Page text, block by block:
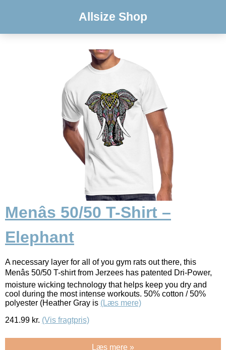
Allsize Shop
Menâs 50/50 T-Shirt –
Elephant
A necessary layer for all of you gym rats out there, this
Menâs 50/50 T-shirt from Jerzees has patented Dri-Power,
moisture wicking technology that helps keep you dry and
cool during the most intense workouts. 50% cotton / 50%
polyester (Heather Gray is (Læs mere)
241.99 kr. (Vis fragtpris)
Læs mere »